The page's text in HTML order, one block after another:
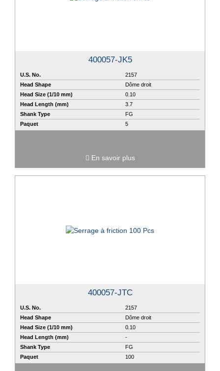
400057-JK5
U.S. No.
2157
Head Shape
Dôme droit
Head Size (1/10 mm)
0.10
Head Length (mm)
3.7
Shank Type
FG
Paquet
5
En savoir plus
400057-JTC
U.S. No.
2157
Head Shape
Dôme droit
Head Size (1/10 mm)
0.10
Head Length (mm)
-
Shank Type
FG
Paquet
100